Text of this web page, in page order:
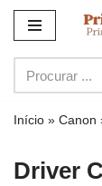
para
o
conteúdo
Início » Canon
Driver